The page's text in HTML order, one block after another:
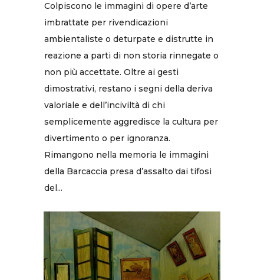
Colpiscono le immagini di opere d’arte
imbrattate per rivendicazioni
ambientaliste o deturpate e distrutte in
reazione a parti di non storia rinnegate o
non più accettate. Oltre ai gesti
dimostrativi, restano i segni della deriva
valoriale e dell’inciviltà di chi
semplicemente aggredisce la cultura per
divertimento o per ignoranza.
Rimangono nella memoria le immagini
della Barcaccia presa d’assalto dai tifosi
del...